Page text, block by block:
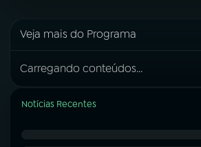
Veja mais do Programa
Carregando conteúdos...
Notícias Recentes